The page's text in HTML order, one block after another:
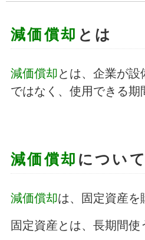
減価償却 とは
減価償却とは、企業が
ではなく、使用できる
減価償却 につい
減価償却は、固定資産を
固定資産とは、長期間